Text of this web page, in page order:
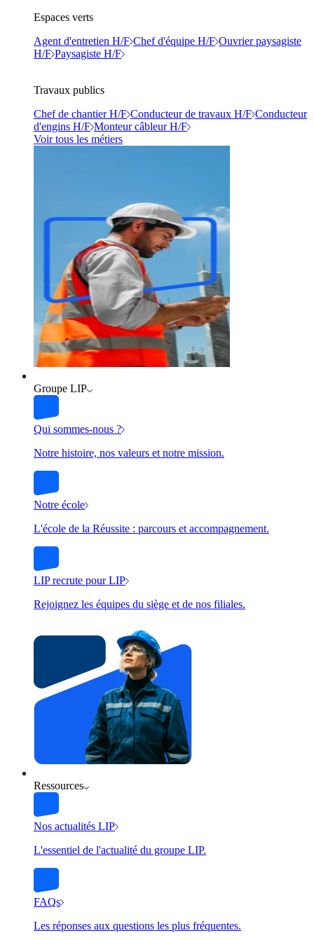
Espaces verts
Agent d'entretien H/F Chef d'équipe H/F Ouvrier paysagiste
H/F Paysagiste H/F
Travaux publics
Chef de chantier H/F Conducteur de travaux H/F Conducteur
d'engins H/F Monteur câbleur H/F
Voir tous les métiers
Groupe LIP
Qui sommes-nous ?
Notre histoire, nos valeurs et notre mission.
Notre école
L'école de la Réussite : parcours et accompagnement.
LIP recrute pour LIP
Rejoignez les équipes du siège et de nos filiales.
Ressources
Nos actualités LIP
L'essentiel de l'actualité du groupe LIP.
FAQs
Les réponses aux questions les plus fréquentes.